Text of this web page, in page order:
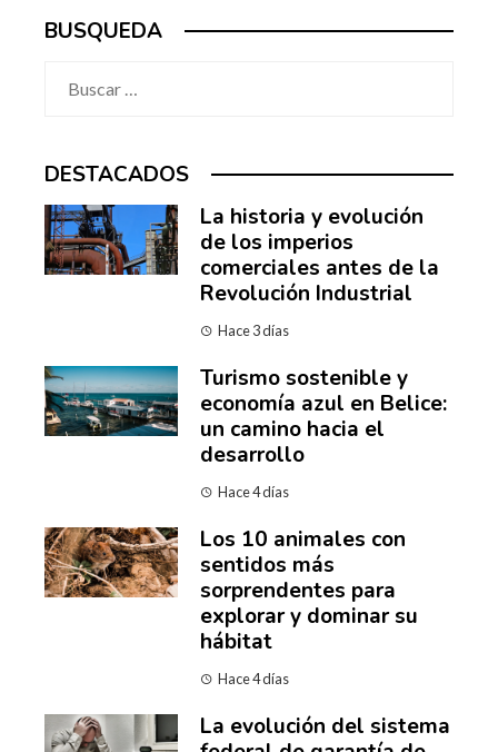
BUSQUEDA
DESTACADOS
La historia y evolución
de los imperios
comerciales antes de la
Revolución Industrial
Hace 3 días
Turismo sostenible y
economía azul en Belice:
un camino hacia el
desarrollo
Hace 4 días
Los 10 animales con
sentidos más
sorprendentes para
explorar y dominar su
hábitat
Hace 4 días
La evolución del sistema